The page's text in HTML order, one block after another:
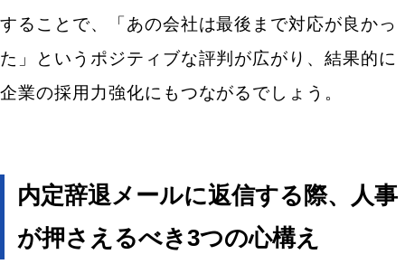
することで、「あの会社は最後まで対応が良かっ
た」というポジティブな評判が広がり、結果的に
企業の採用力強化にもつながるでしょう。
内定辞退メールに返信する際、人事
が押さえるべき3つの心構え